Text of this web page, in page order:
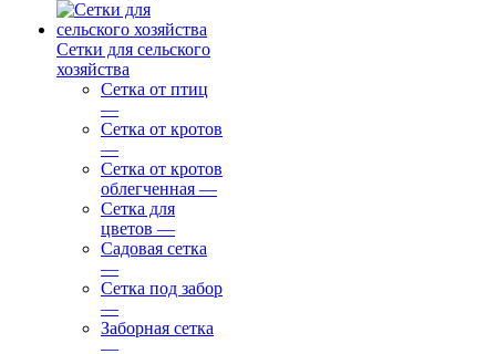
Сетки для сельского
хозяйства
Сетка от птиц
—
Сетка от кротов
—
Сетка от кротов
облегченная —
Сетка для
цветов —
Садовая сетка
—
Сетка под забор
—
Заборная сетка
—